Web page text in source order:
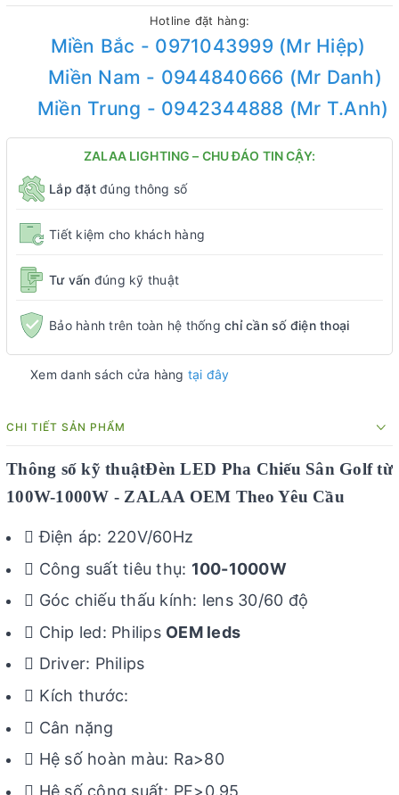
Hotline đặt hàng:
Miền Bắc - 0971043999 (Mr Hiệp)
Miền Nam - 0944840666 (Mr Danh)
Miền Trung - 0942344888 (Mr T.Anh)
ZALAA LIGHTING – CHU ĐÁO TIN CẬY:
Lắp đặtđúng thông số
Tiết kiệm cho khách hàng
Tư vấn đúng kỹ thuật
Bảo hành trên toàn hệ thống chỉ cần số điện thoại
Xem danh sách cửa hàng tại đây
CHI TIẾT SẢN PHẨM
Thông số kỹ thuậtĐèn LED Pha Chiếu Sân Golf từ
100W-1000W - ZALAA OEM Theo Yêu Cầu
 Điện áp: 220V/60Hz
 Công suất tiêu thụ: 100-1000W
 Góc chiếu thấu kính: lens 30/60 độ
 Chip led: Philips OEM leds
 Driver: Philips
 Kích thước:
 Cân nặng
 Hệ số hoàn màu: Ra>80
 Hệ số công suất: PF>0.95